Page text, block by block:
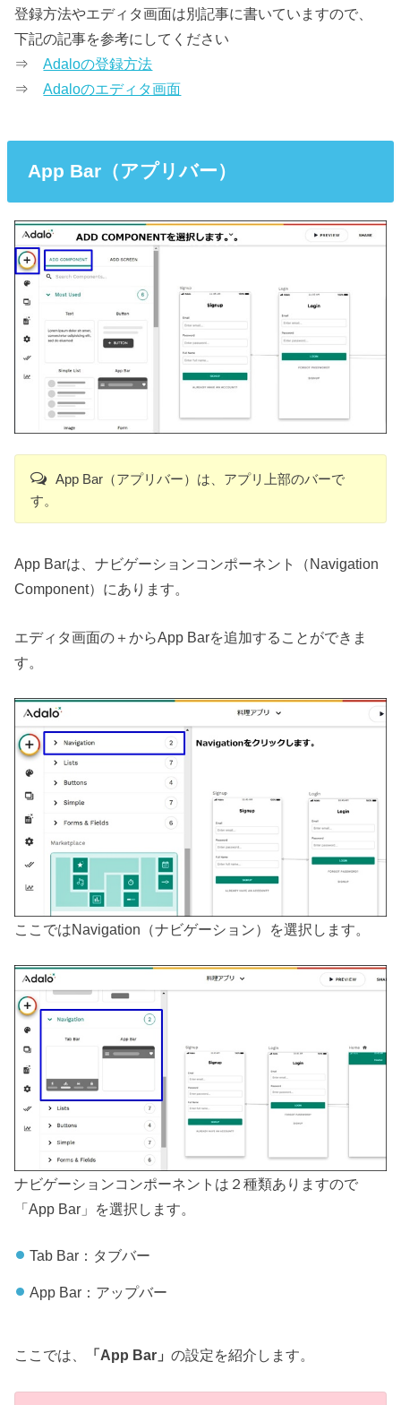
登録方法やエディタ画面は別記事に書いていますので、
下記の記事を参考にしてください
⇒Adaloの登録方法
⇒Adaloのエディタ画面
App Bar（アプリバー）
App Bar（アプリバー）は、アプリ上部のバーで
す。
App Barは、ナビゲーションコンポーネント（Navigation
Component）にあります。
エディタ画面の＋からApp Barを追加することができま
す。
ここではNavigation（ナビゲーション）を選択します。
ナビゲーションコンポーネントは２種類ありますので
「App Bar」を選択します。
Tab Bar：タブバー
App Bar：アップバー
ここでは、 「App Bar」の設定を紹介します。